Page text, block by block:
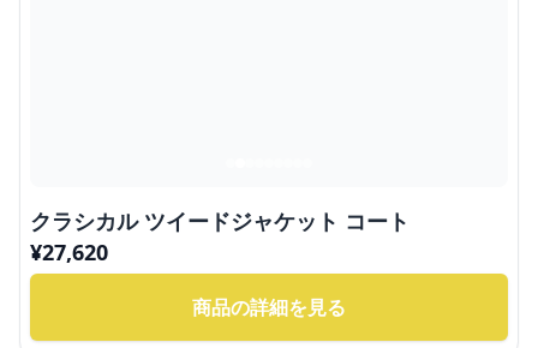
クラシカル ツイードジャケット コート
¥27,620
商品の詳細を見る